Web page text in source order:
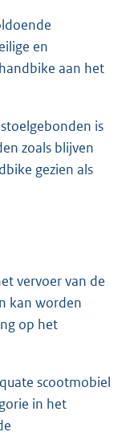
en
aan het
is
zoals blijven
gezien als
vervoer van de
kan worden
op het
scootmobiel
in het